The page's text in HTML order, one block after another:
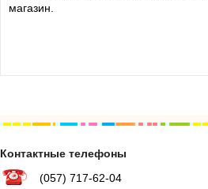
магазин.
Контактные телефоны
(057) 717-62-04